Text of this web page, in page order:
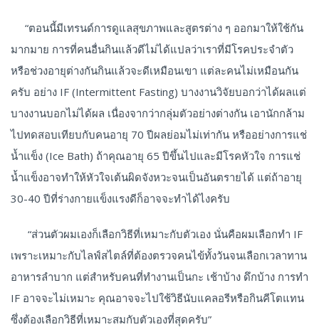
“ตอนนี้มีเทรนด์การดูแลสุขภาพและสูตรต่าง ๆ ออกมาให้ใช้กัน
มากมาย การที่คนอื่นกินแล้วดีไม่ได้แปลว่าเราที่มีโรคประจำตัว
หรือช่วงอายุต่างกันกินแล้วจะดีเหมือนเขา แต่ละคนไม่เหมือนกัน
ครับ อย่าง IF (Intermittent Fasting) บางงานวิจัยบอกว่าได้ผลแต่
บางงานบอกไม่ได้ผล เนื่องจากว่ากลุ่มตัวอย่างต่างกัน เอานักกล้าม
ไปทดสอบเทียบกับคนอายุ 70 ปีผลย่อมไม่เท่ากัน หรืออย่างการแช่
น้ำแข็ง (Ice Bath) ถ้าคุณอายุ 65 ปีขึ้นไปและมีโรคหัวใจ การแช่
น้ำแข็งอาจทำให้หัวใจเต้นผิดจังหวะจนเป็นอันตรายได้ แต่ถ้าอายุ
30-40 ปีที่ร่างกายแข็งแรงดีก็อาจจะทำได้ไงครับ
“ส่วนตัวผมเองก็เลือกวิธีที่เหมาะกับตัวเอง นั่นคือผมเลือกทำ IF
เพราะเหมาะกับไลฟ์สไตล์ที่ต้องตรวจคนไข้ทั้งวันจนเลือกเวลาทาน
อาหารลำบาก แต่สำหรับคนที่ทำงานเป็นกะ เช้าบ้าง ดึกบ้าง การทำ
IF อาจจะไม่เหมาะ คุณอาจจะไปใช้วิธีนับแคลอรีหรือกินคีโตแทน
ซึ่งต้องเลือกวิธีที่เหมาะสมกับตัวเองที่สุดครับ”